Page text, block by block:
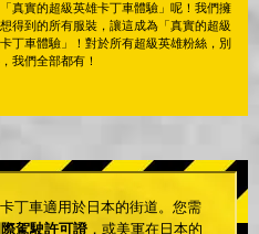
真實的超級英雄卡丁車體驗」呢！我們擁
得到的所有服裝，讓這成為「真實的超級
丁車體驗」！對於所有超級英雄粉絲，別
我們全部都有！
丁車適用於日本的街道。您需
際駕駛許可證 ，或美軍在日本的